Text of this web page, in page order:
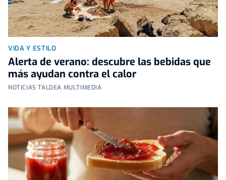
VIDA Y ESTILO
Alerta de verano: descubre las bebidas que
más ayudan contra el calor
NOTICIAS TALDEA MULTIMEDIA